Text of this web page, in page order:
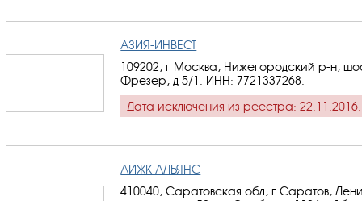
АЗИЯ-ИНВЕСТ
109202, г Москва, Нижегородский р-н,
Фрезер, д 5/1. ИНН: 7721337268
Дата исключения из реестра: 22.11.2016.
АИЖК АЛЬЯНС
410040, Саратовская обл, г Саратов,